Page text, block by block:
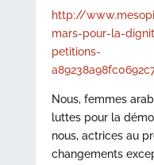
http://
mars-pour-la-
petitions-
Nous, femmes
luttes pour la
nous, actrices au
changements